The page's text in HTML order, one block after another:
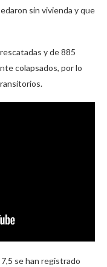
sin vivienda y que
y de 885
colapsados, por lo
se han registrado